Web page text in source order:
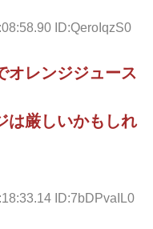
ID:QeroIqzS0
オレンジジュース
は厳しいかもしれ
ID:7bDPvaIL0